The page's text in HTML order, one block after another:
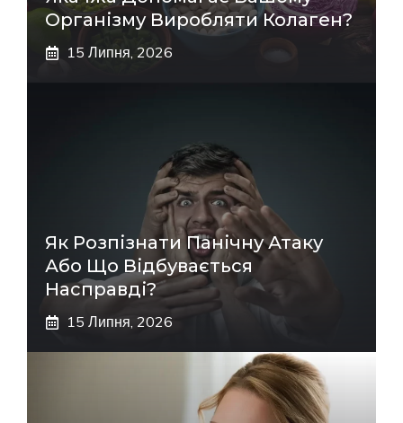
Організму Виробляти Колаген?
15 Липня, 2026
Як Розпізнати Панічну Атаку
Або Що Відбувається
Насправді?
15 Липня, 2026